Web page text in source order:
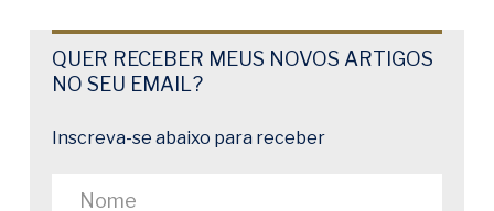
QUER RECEBER MEUS NOVOS ARTIGOS
NO SEU EMAIL?
Inscreva-se abaixo para receber